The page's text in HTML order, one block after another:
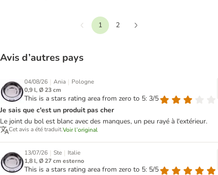
Précédent
1
2
Avis d’autres pays
04/08/26 | Ania | Pologne
0,9 l, Ø 23 cm
This is a stars rating area from zero to 5: 3/5
Je sais que c'est un produit pas cher
Le joint du bol est blanc avec des manques, un peu rayé à l'extérieur.
Cet avis a été traduit.Voir l’original
13/07/26 | Ste | Italie
1,8 l, Ø 27 cm esterno
This is a stars rating area from zero to 5: 5/5